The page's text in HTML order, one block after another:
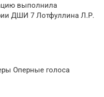
выполнила
ДШИ 7 Лотфуллина Л.Р.
Оперные голоса